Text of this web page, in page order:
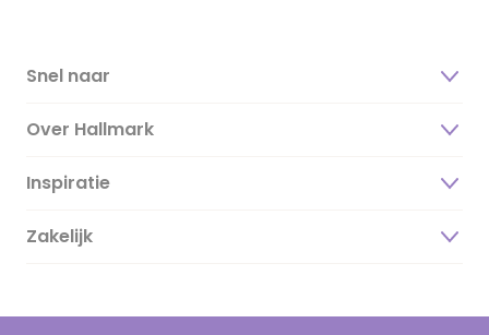
Snel naar
Over Hallmark
Over ons
Duurzaamheid
Inspiratie
Magazine
Cadeau inspiratie
Zakelijk